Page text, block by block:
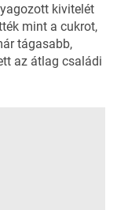
kivitelét
mint a cukrot,
tágasabb,
az átlag családi